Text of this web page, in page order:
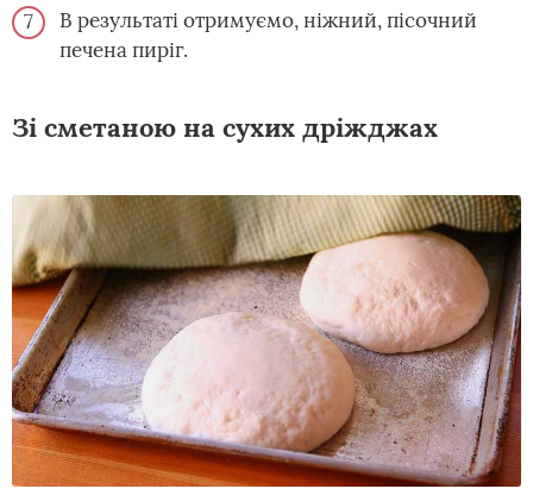
В результаті отримуємо, ніжний, пісочний
печена пиріг.
Зі сметаною на сухих дріжджах